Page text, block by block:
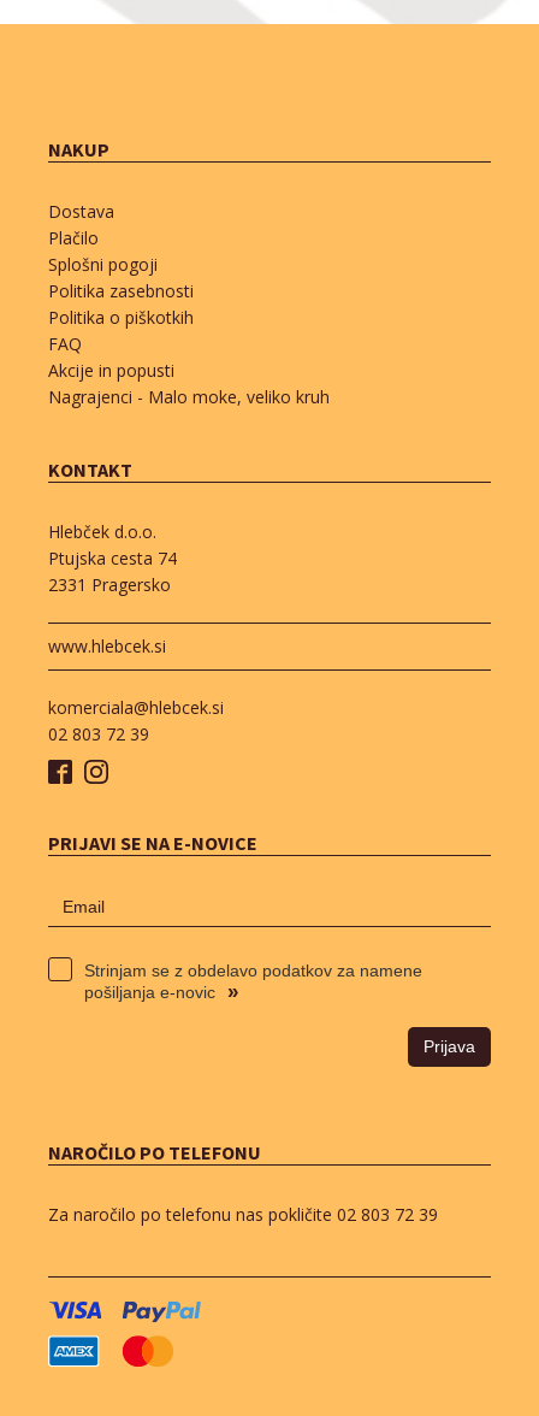
NAKUP
Dostava
Plačilo
Splošni pogoji
Politika zasebnosti
Politika o piškotkih
FAQ
Akcije in popusti
Nagrajenci - Malo moke, veliko kruh
KONTAKT
Hlebček d.o.o.
Ptujska cesta 74
2331 Pragersko
www.hlebcek.si
komerciala@hlebcek.si
02 803 72 39
PRIJAVI SE NA E-NOVICE
Strinjam se z obdelavo podatkov za namene
pošiljanja e-novic
»
Prijava
NAROČILO PO TELEFONU
Za naročilo po telefonu nas pokličite 02 803 72 39